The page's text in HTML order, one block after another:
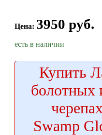
Цена: 3950 руб.
есть в наличии
Купить
болотных
Swamp